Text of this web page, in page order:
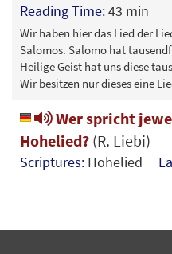
Reading Time:43 min
Wir haben hier das Lied der
Salomos. Salomo hat
Heilige Geist hat uns diese
Wir besitzen nur dieses eine
Wer spricht
Hohelied? (R. Liebi)
Scriptures: Hohelied